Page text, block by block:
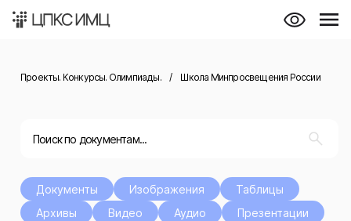
Проекты. Конкурсы. Олимпиады. / Школа Минпросвещения России
Документы Изображения
Таблицы
Архивы
Видео Аудио
Презентации